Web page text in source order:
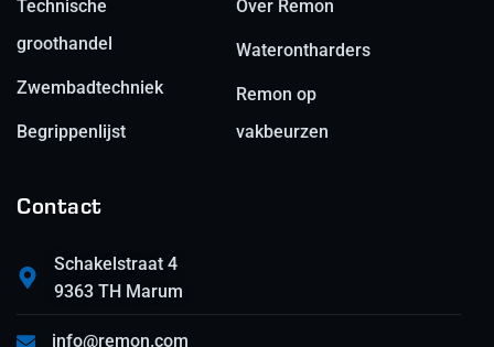
Technische
groothandel
Zwembadtechniek
Begrippenlijst
Over Remon
Waterontharders
Remon op
vakbeurzen
Contact
Schakelstraat 4
9363 TH Marum
info@remon.com